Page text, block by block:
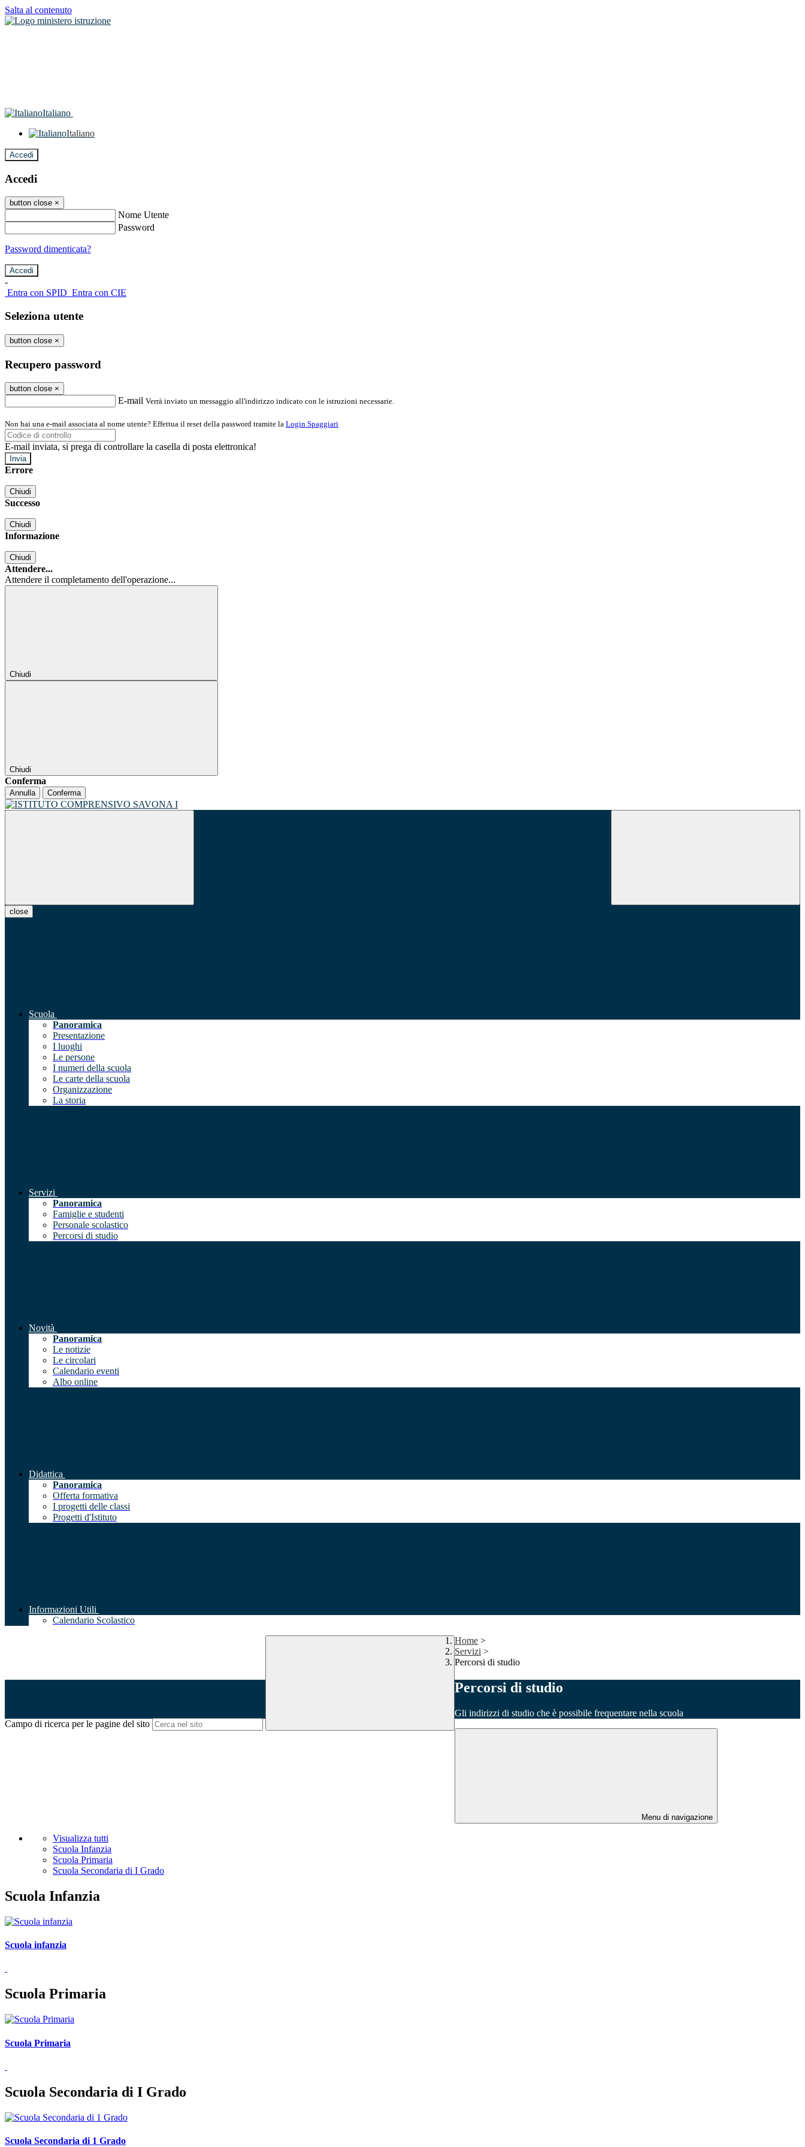
Salta al contenuto
Italiano
Italiano
Accedi
Accedi
button close ×
Nome Utente
Password
Password dimenticata?
-
Entra con SPID Entra con CIE
Seleziona utente
button close ×
Recupero password
button close ×
E-mail Verrà inviato un messaggio all'indirizzo indicato con le istruzioni necessarie.
Non hai una e-mail associata al nome utente? Effettua il reset della password tramite la Login Spaggiari
E-mail inviata, si prega di controllare la casella di posta elettronica!
Errore
Chiudi
Successo
Chiudi
Informazione
Chiudi
Attendere...
Attendere il completamento dell'operazione...
Chiudi
Chiudi
Conferma
Annulla Conferma
close
Scuola
Panoramica
Presentazione
I luoghi
Le persone
I numeri della scuola
Le carte della scuola
Organizzazione
La storia
Servizi
Panoramica
Famiglie e studenti
Personale scolastico
Percorsi di studio
Novità
Panoramica
Le notizie
Le circolari
Calendario eventi
Albo online
Didattica
Panoramica
Offerta formativa
I progetti delle classi
Progetti d'Istituto
Informazioni Utili
Calendario Scolastico
Campo di ricerca per le pagine del sito
Home >
Servizi >
Percorsi di studio
Percorsi di studio
Gli indirizzi di studio che è possibile frequentare nella scuola
Menu di navigazione
Visualizza tutti
Scuola Infanzia
Scuola Primaria
Scuola Secondaria di I Grado
Scuola Infanzia
Scuola infanzia
Scuola Primaria
Scuola Primaria
Scuola Secondaria di I Grado
Scuola Secondaria di 1 Grado